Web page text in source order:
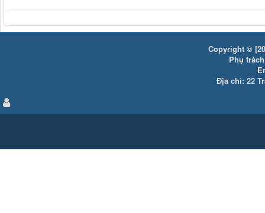
Copyright ©
Phụ
Địa chỉ: 22